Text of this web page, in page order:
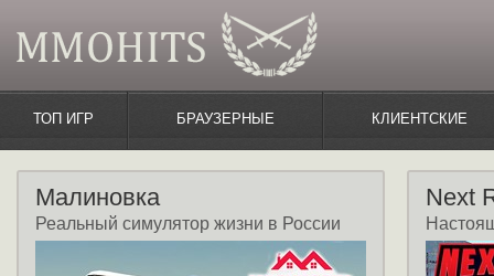
ТОП ИГР БРАУЗЕРНЫЕ КЛИЕНТСКИЕ
Малиновка
Реальный симулятор жизни в России
Next